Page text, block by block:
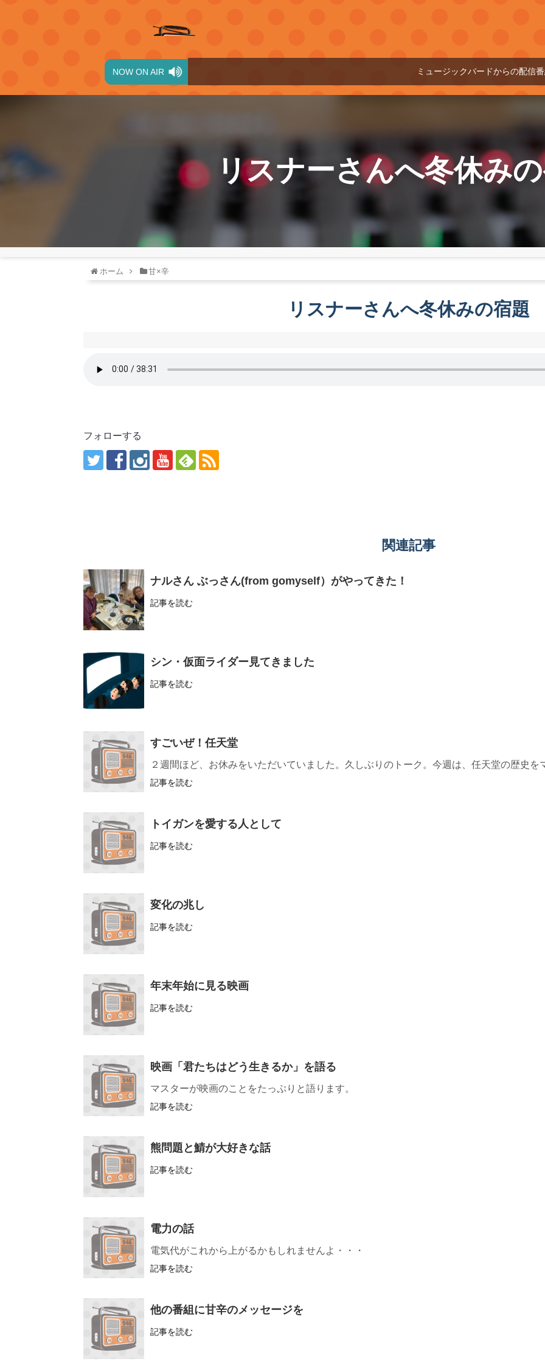
NOW ON AIR ミュージックバードからの配信番組です
リスナーさんへ冬休み
ホーム 甘×辛
リスナーさんへ冬休みの宿題
フォローする
関連記事
ナルさん ぶっさん(from gomyself）がやってきた！
記事を読む
シン・仮面ライダー見てきました
記事を読む
すごいぜ！任天堂
２週間ほど、お休みをいただいていました。久しぶりのトーク。今週は、任天堂の歴史を
記事を読む
トイガンを愛する人として
記事を読む
変化の兆し
記事を読む
年末年始に見る映画
記事を読む
映画「君たちはどう生きるか」を語る
マスターが映画のことをたっぷりと語ります。
記事を読む
熊問題と鯖が大好きな話
記事を読む
電力の話
電気代がこれから上がるかもしれませんよ・・・
記事を読む
他の番組に甘辛のメッセージを
記事を読む